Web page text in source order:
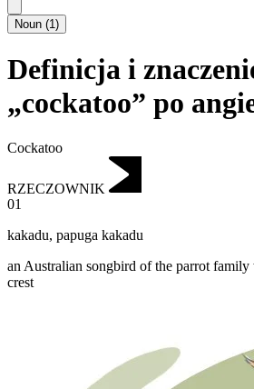
Noun (1)
Definicja i
„cockatoo” po
Cockatoo
RZECZOWNIK
01
kakadu, papuga kakadu
an Australian songbird of the parrot
crest